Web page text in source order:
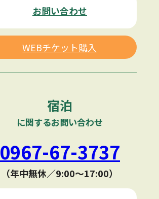
お問い合わせ
WEBチケット購入
宿泊
に関するお問い合わせ
0967-67-3737
（年中無休／9:00〜17:00）